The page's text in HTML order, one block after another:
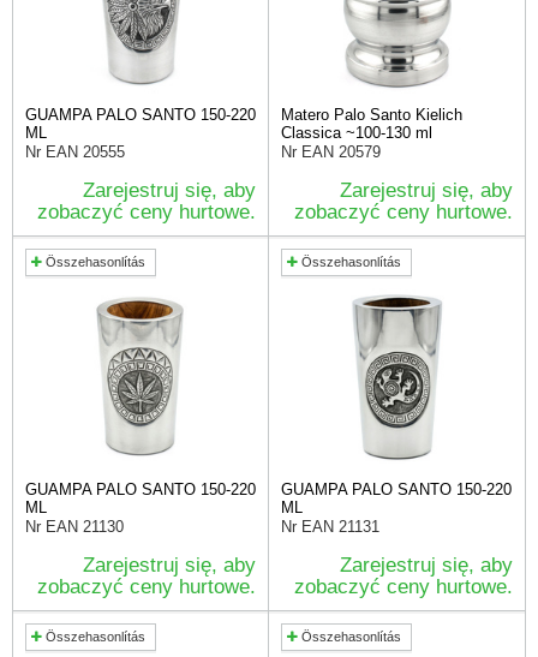
GUAMPA PALO SANTO 150-220
ML
Nr EAN 20555
Zarejestruj się, aby
zobaczyć ceny hurtowe.
Matero Palo Santo Kielich
Classica ~100-130 ml
Nr EAN 20579
Zarejestruj się, aby
zobaczyć ceny hurtowe.
Összehasonlítás
GUAMPA PALO SANTO 150-220
ML
Nr EAN 21130
Zarejestruj się, aby
zobaczyć ceny hurtowe.
Összehasonlítás
GUAMPA PALO SANTO 150-220
ML
Nr EAN 21131
Zarejestruj się, aby
zobaczyć ceny hurtowe.
Összehasonlítás Összehasonlítás